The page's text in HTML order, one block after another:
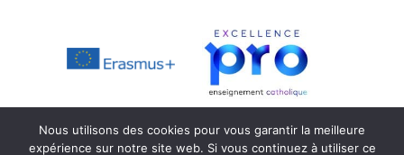
Nous utilisons des cookies pour vous garantir la meilleure
expérience sur notre site web. Si vous continuez à utiliser ce